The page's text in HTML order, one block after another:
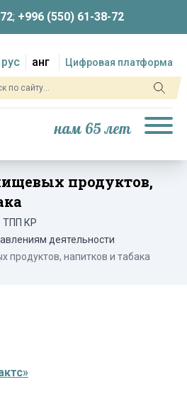
; +996 (550) 61-38-72
рус анг Цифровая платформа
нам 65 лет
продуктов,
ТПП КР
деятельности
продуктов, напитков и табака